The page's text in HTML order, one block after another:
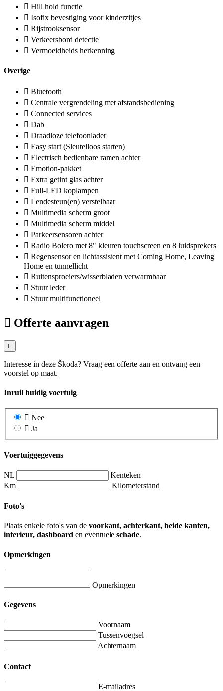
Hill hold functie
Isofix bevestiging voor kinderzitjes
Rijstrooksensor
Verkeersbord detectie
Vermoeidheids herkenning
Overige
Bluetooth
Centrale vergrendeling met afstandsbediening
Connected services
Dab
Draadloze telefoonlader
Easy start (Sleutelloos starten)
Electrisch bedienbare ramen achter
Emotion-pakket
Extra getint glas achter
Full-LED koplampen
Lendesteun(en) verstelbaar
Multimedia scherm groot
Multimedia scherm middel
Parkeersensoren achter
Radio Bolero met 8" kleuren touchscreen en 8 luidsprekers
Regensensor en lichtassistent met Coming Home, Leaving
Home en tunnellicht
Ruitensproeiers/wisserbladen verwarmbaar
Stuur leder
Stuur multifunctioneel
Offerte aanvragen
Interesse in deze Škoda? Vraag een offerte aan en ontvang een
voorstel op maat.
Inruil huidig voertuig
Nee
Ja
Voertuiggegevens
NL
Kenteken
Km
Kilometerstand
Foto's
Plaats enkele foto's van de voorkant, achterkant, beide kanten,
interieur, dashboard en eventuele schade.
Opmerkingen
Opmerkingen
Gegevens
Voornaam
Tussenvoegsel
Achternaam
Contact
E-mailadres